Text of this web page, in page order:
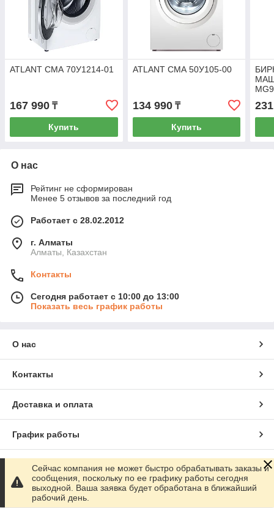
ATLANT СМА 70У1214-01
167 990 ₸
Купить
ATLANT СМА 50У105-00
134 990₸
Купить
О нас
Рейтинг не сформирован
Менее 5 отзывов за последний год
Работает с 28.02.2012
г. Алматы
Алматы, Казахстан
Контакты
Сегодня работает с 10:00 до 13:00
Показать весь график работы
О нас
Контакты
Доставка и оплата
График работы
Полная версия сайта
Сайт создан на маркетплейсе Satu.kz
Сейчас компания не может быстро обрабатывать заказы и
сообщения, поскольку по ее графику работы сегодня
выходной. Ваша заявка будет обработана в ближайший
рабочий день.